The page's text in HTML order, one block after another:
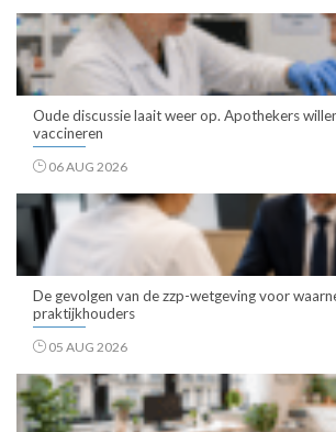
Oude discussie laait weer op. Apothekers
vaccineren
06 AUG 2026
De gevolgen van de zzp-wetgeving voor
praktijkhouders
05 AUG 2026